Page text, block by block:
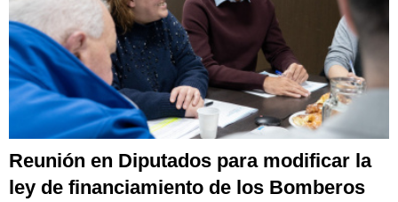
Reunión en Diputados para modificar la
ley de financiamiento de los Bomberos